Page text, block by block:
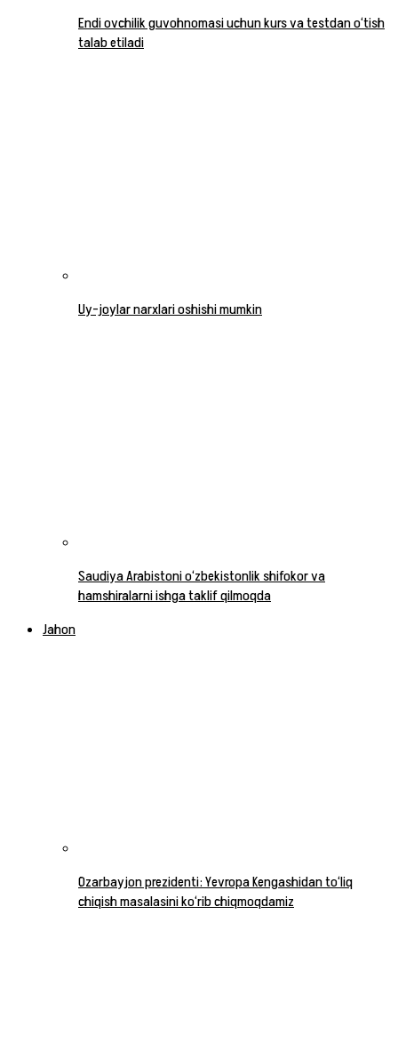
Endi ovchilik guvohnomasi uchun kurs va testdan o‘tish
talab etiladi
Uy-joylar narxlari oshishi mumkin
Saudiya Arabistoni o‘zbekistonlik shifokor va
hamshiralarni ishga taklif qilmoqda
Jahon
Ozarbayjon prezidenti: Yevropa Kengashidan to‘liq
chiqish masalasini ko‘rib chiqmoqdamiz